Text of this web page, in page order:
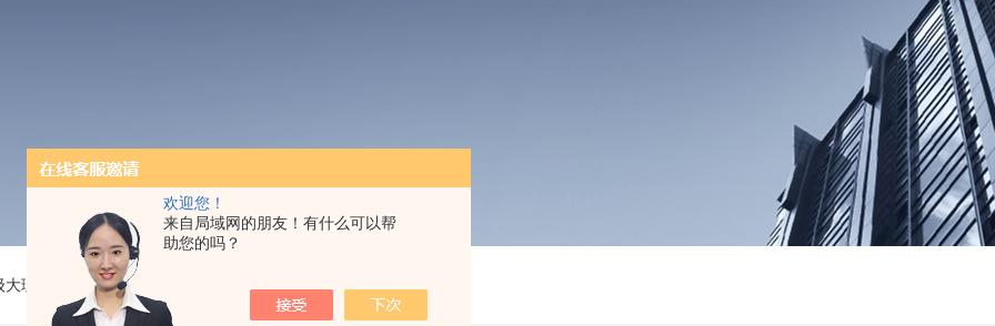
欢迎您！
来自局域网的朋友！有什么可以帮
助您的吗？
大理石/花岗石/花岗岩平台